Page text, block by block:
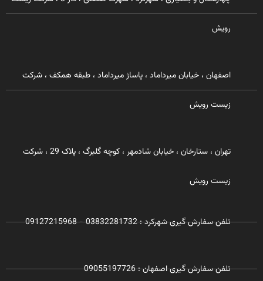
رویش
اصفهان ، خیابان میرداماد ، پاساژ میرداماد ، طبقه همکف ، شرکت
زیست رویش
تهران ، ستارخان ، خیابان شادمهر ، کوچه گلبرگ ، پلاک 29 ، شرکت
زیست رویش
تلفن سفارش گیری شهرکرد : 03832281732 - 09127215968
تلفن سفارش گیری اصفهان : 09055197726